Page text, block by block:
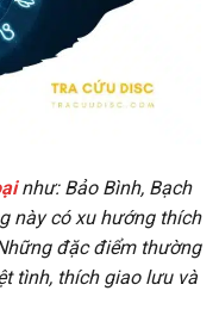
như: Bảo Bình, Bạch
này có xu hướng thích
đặc điểm thường
tình, thích giao lưu và